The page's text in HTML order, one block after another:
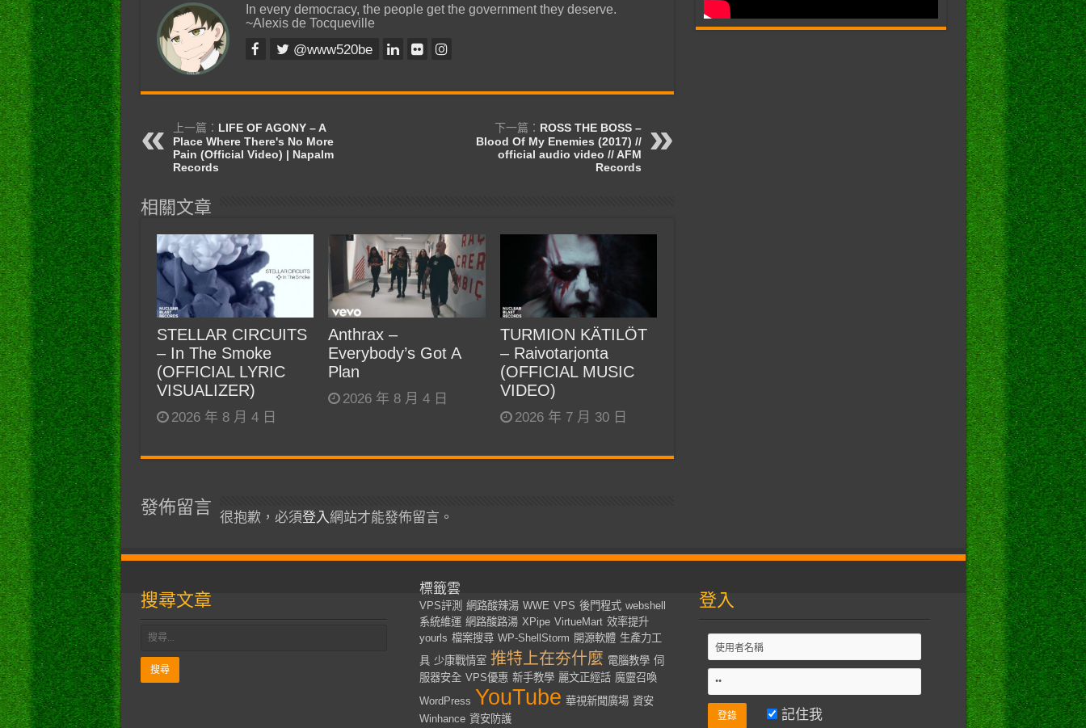
In every democracy, the people get the government they deserve.
~Alexis de Tocqueville
@www520be
上一篇： LIFE OF AGONY – A
Place Where There's No More
Pain (Official Video) | Napalm
Records
下一篇： ROSS THE BOSS –
Blood Of My Enemies (2017) //
official audio video // AFM
Records
相關文章
STELLAR CIRCUITS
– In The Smoke
(OFFICIAL LYRIC
VISUALIZER)
2026 年 8 月 4 日
Anthrax –
Everybody’s Got A
Plan
2026 年 8 月 4 日
TURMION KÄTILÖT
– Raivotarjonta
(OFFICIAL MUSIC
VIDEO)
2026 年 7 月 30 日
發佈留言
很抱歉，必須登入網站才能發佈留言。
搜尋文章
標籤雲
VPS評測 網路酸辣湯 WWE VPS 後門程式 webshell
系統維運 網路酸路湯 XPipe VirtueMart 效率提升
yourls 檔案搜尋 WP-ShellStorm 開源軟體 生產力工
具 少康戰情室 推特上在夯什麼 電腦教學 伺
服器安全 VPS優惠 新手教學 麗文正經話 魔靈召喚
WordPress YouTube 華視新聞廣場 資安
Winhance 資安防護
登入
記住我